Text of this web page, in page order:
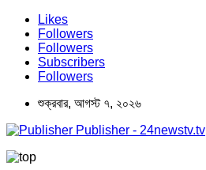
Likes
Followers
Followers
Subscribers
Followers
শুক্রবার, আগস্ট ৭, ২০২৬
Publisher - 24newstv.tv